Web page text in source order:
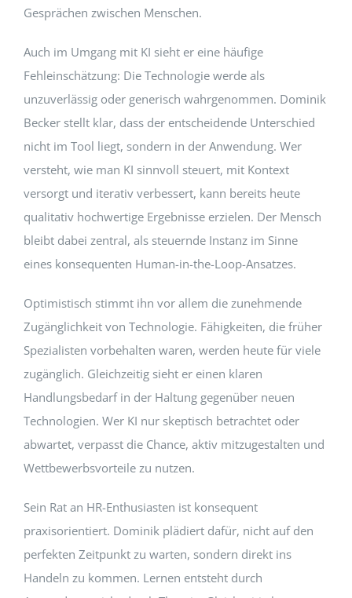
Gesprächen zwischen Menschen.
Auch im Umgang mit KI sieht er eine häufige
Fehleinschätzung: Die Technologie werde als
unzuverlässig oder generisch wahrgenommen. Dominik
Becker stellt klar, dass der entscheidende Unterschied
nicht im Tool liegt, sondern in der Anwendung. Wer
versteht, wie man KI sinnvoll steuert, mit Kontext
versorgt und iterativ verbessert, kann bereits heute
qualitativ hochwertige Ergebnisse erzielen. Der Mensch
bleibt dabei zentral, als steuernde Instanz im Sinne
eines konsequenten Human-in-the-Loop-Ansatzes.
Optimistisch stimmt ihn vor allem die zunehmende
Zugänglichkeit von Technologie. Fähigkeiten, die früher
Spezialisten vorbehalten waren, werden heute für viele
zugänglich. Gleichzeitig sieht er einen klaren
Handlungsbedarf in der Haltung gegenüber neuen
Technologien. Wer KI nur skeptisch betrachtet oder
abwartet, verpasst die Chance, aktiv mitzugestalten und
Wettbewerbsvorteile zu nutzen.
Sein Rat an HR-Enthusiasten ist konsequent
praxisorientiert. Dominik plädiert dafür, nicht auf den
perfekten Zeitpunkt zu warten, sondern direkt ins
Handeln zu kommen. Lernen entsteht durch